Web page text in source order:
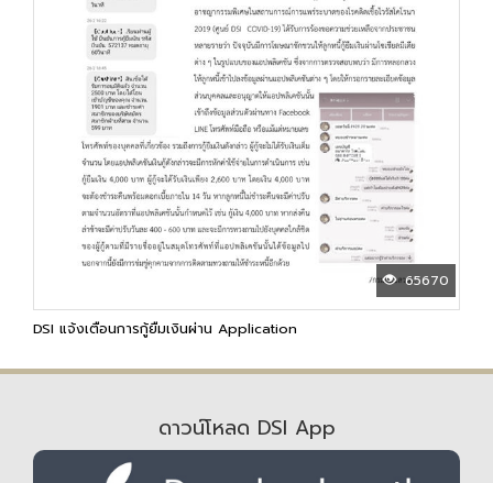
65670
DSI แจ้งเตือนการกู้ยืมเงินผ่าน Application
ดาวน์โหลด DSI App